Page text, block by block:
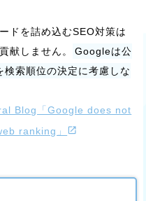
ドを詰め込むSEO対策は
献しません。
Googleは公
索順位の決定に考慮しな
Blog「Google does not
ranking」